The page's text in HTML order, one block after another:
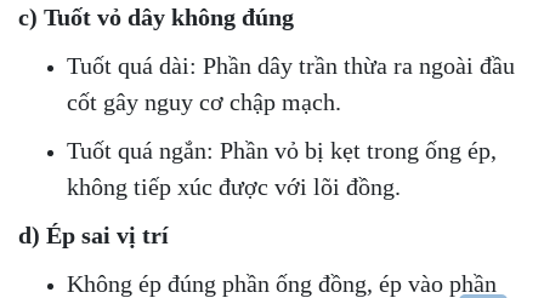
c) Tuốt vỏ dây không đúng
Tuốt quá dài: Phần dây trần thừa ra ngoài đầu
cốt gây nguy cơ chập mạch.
Tuốt quá ngắn: Phần vỏ bị kẹt trong ống ép,
không tiếp xúc được với lõi đồng.
d) Ép sai vị trí
Không ép đúng phần ống đồng, ép vào phần